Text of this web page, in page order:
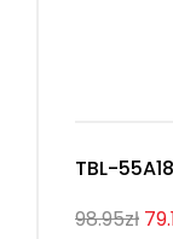
TBL-
98.95zł